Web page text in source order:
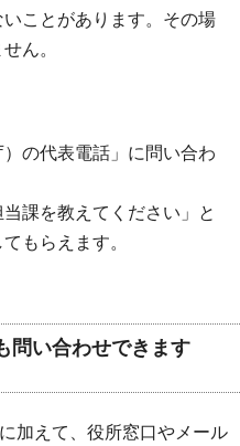
ことがあります。その場
ん。
）の代表電話」に問い合わ
課を教えてください」と
もらえます。
問い合わせできます
加えて、役所窓口やメール